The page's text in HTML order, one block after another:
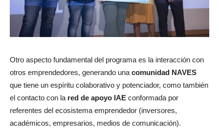
Otro aspecto fundamental del programa es la interacción con
otros emprendedores, generando una comunidad NAVES
que tiene un espíritu colaborativo y potenciador, como también
el contacto con la red de apoyo IAE conformada por
referentes del ecosistema emprendedor (inversores,
académicos, empresarios, medios de comunicación).